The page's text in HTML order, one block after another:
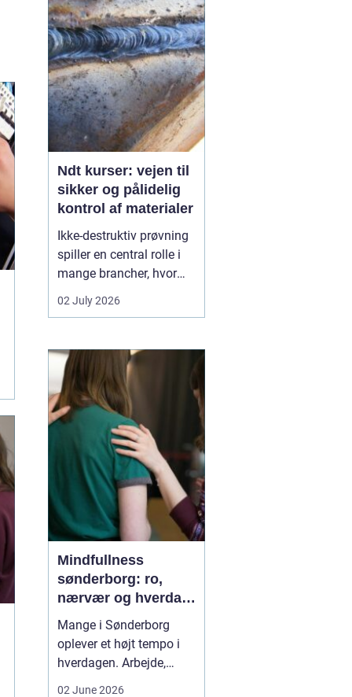
usynlige i hverdagen,
men når noget fejler,
mærker man det med
det samme. I Birkerød og
omegn søger mange
efter en10 July 2026
Ndt kurser: vejen til
sikker og pålidelig
kontrol af materialer
Ikke-destruktiv prøvning
spiller en central rolle i
mange brancher, hvor
sikkerhed, kvalitet og
driftssikkerhed er
kurserkan teknikere,
svejsere, tilsynsførende
og ingeniører dokumen...
02 July 2026
Mindfullness
sønderborg: ro,
nærvær og hverdag
med mindre stress
Mange i Sønderborg
oplever et højt tempo i
hverdagen. Arbejde,
02 June 2026